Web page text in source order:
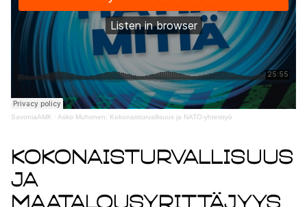
SavoniaAMK · Asko Muhonen: Kokonaisturvallisuus ja NATO-yhteistyö
Kokonaisturvallisuus
ja
maatalousyrittäjyys